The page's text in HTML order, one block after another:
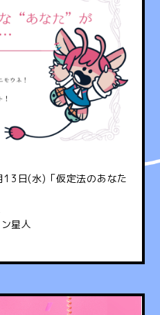
日(水)「仮定法のあなた
星人